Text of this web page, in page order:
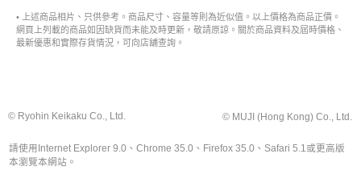
• 上述商品相片、只供參考。商品尺寸、容量等則為近似值。以上價格為商品正價。
網頁上列載的商品如因缺貨而未能及時更新，敬請原諒。關於商品資料及屆時價格、
最新優惠和實際存貨情況，可向店舖查詢。
© Ryohin Keikaku Co., Ltd. © MUJI (Hong Kong) Co., Ltd.
請使用Internet Explorer 9.0、Chrome 35.0、Firefox 35.0、Safari 5.1或更高版
本瀏覽本網站。